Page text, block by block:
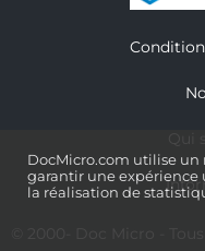
DocMicro.com utilise
garantir une
la réalisation de
-